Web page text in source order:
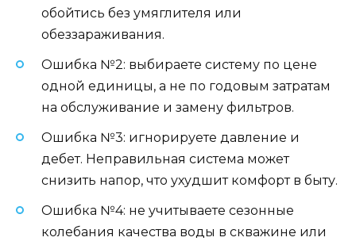
обойтись без умяглителя или
обеззараживания.
Ошибка №2: выбираете систему по цене
одной единицы, а не по годовым затратам
на обслуживание и замену фильтров.
Ошибка №3: игнорируете давление и
дебет. Неправильная система может
снизить напор, что ухудшит комфорт в быту.
Ошибка №4: не учитываете сезонные
колебания качества воды в скважине или